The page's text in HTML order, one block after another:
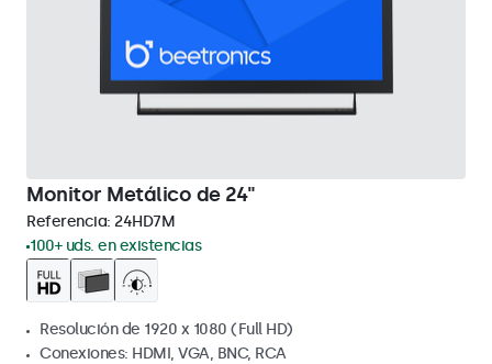
Monitor Metálico de 24"
Referencia: 24HD7M
100+ uds. en existencias
Resolución de 1920 x 1080 (Full HD)
Conexiones: HDMI, VGA, BNC, RCA